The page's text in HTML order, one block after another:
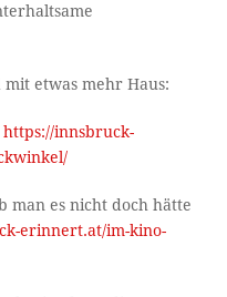
etwas mehr Haus:
https://innsbruck-
man es nicht doch hätte
erinnert.at/im-kino-